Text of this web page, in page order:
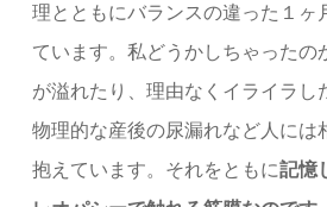
理とともにバランスの違った１ヶ
ています。私どうかしちゃったの
が溢れたり、理由なくイライラし
物理的な産後の尿漏れなど人には
抱えています。それをともに記憶